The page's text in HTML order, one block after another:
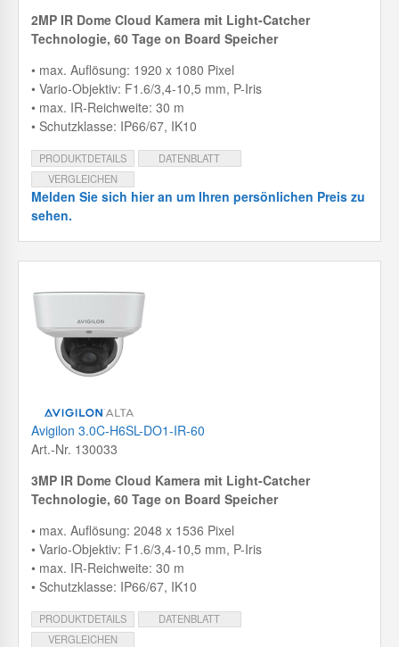
2MP IR Dome Cloud Kamera mit Light-Catcher
Technologie, 60 Tage on Board Speicher
• max. Auflösung: 1920 x 1080 Pixel
• Vario-Objektiv: F1.6/3,4-10,5 mm, P-Iris
• max. IR-Reichweite: 30 m
• Schutzklasse: IP66/67, IK10
PRODUKTDETAILS
DATENBLATT
VERGLEICHEN
Melden Sie sich hier an um Ihren persönlichen Preis zu
sehen.
Avigilon 3.0C-H6SL-DO1-IR-60
Art.-Nr. 130033
3MP IR Dome Cloud Kamera mit Light-Catcher
Technologie, 60 Tage on Board Speicher
• max. Auflösung: 2048 x 1536 Pixel
• Vario-Objektiv: F1.6/3,4-10,5 mm, P-Iris
• max. IR-Reichweite: 30 m
• Schutzklasse: IP66/67, IK10
PRODUKTDETAILS
DATENBLATT
VERGLEICHEN